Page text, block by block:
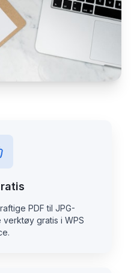
PDF til JPG-
gratis i WPS